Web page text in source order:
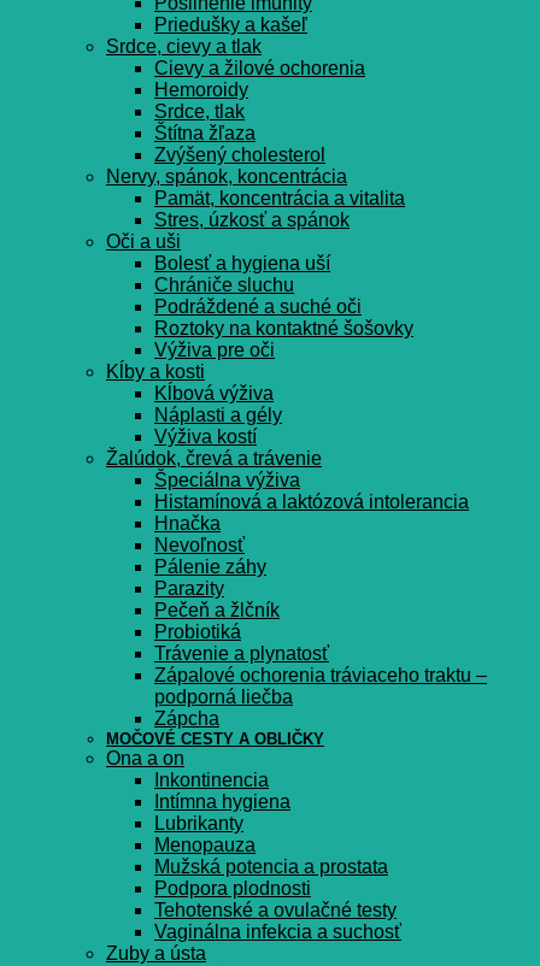
Priedušky a kašeľ
Srdce, cievy a tlak
Cievy a žilové ochorenia
Hemoroidy
Srdce, tlak
Štítna žľaza
Zvýšený cholesterol
Nervy, spánok, koncentrácia
Pamät, koncentrácia a vitalita
Stres, úzkosť a spánok
Oči a uši
Bolesť a hygiena uší
Chrániče sluchu
Podráždené a suché oči
Roztoky na kontaktné šošovky
Výživa pre oči
Kĺby a kosti
Kĺbová výživa
Náplasti a gély
Výživa kostí
Žalúdok, črevá a trávenie
Špeciálna výživa
Histamínová a laktózová intolerancia
Hnačka
Nevoľnosť
Pálenie záhy
Parazity
Pečeň a žlčník
Probiotiká
Trávenie a plynatosť
Zápalové ochorenia tráviaceho traktu –
podporná liečba
Zápcha
MOČOVÉ CESTY A OBLIČKY
Ona a on
Inkontinencia
Intímna hygiena
Lubrikanty
Menopauza
Mužská potencia a prostata
Podpora plodnosti
Tehotenské a ovulačné testy
Vaginálna infekcia a suchosť
Zuby a ústa